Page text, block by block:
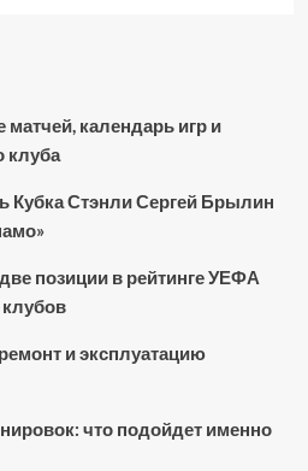
календарь игр и
клуба
Кубка Стэнли Сергей Брылин
позиции в рейтинге УЕФА
и эксплуатацию
что подойдет именно